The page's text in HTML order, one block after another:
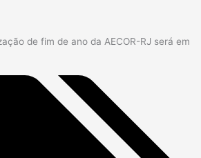
de fim de ano da AECOR-RJ será em